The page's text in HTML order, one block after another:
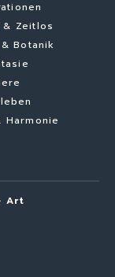
& Zeitlos
Botanik
Harmonie
Art